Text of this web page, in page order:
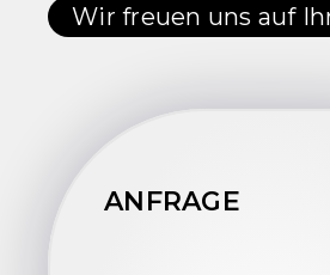
Wir freuen uns auf
ANFRAGE